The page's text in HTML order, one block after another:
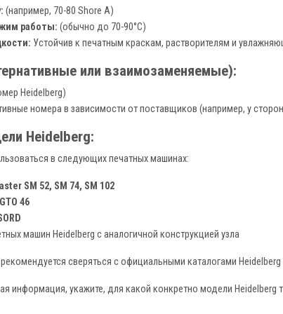
(например, 70-80 Shore A)
работы: (обычно до 70-90°C)
Устойчив к печатным краскам, растворителям и
или взаимозаменяемые):
Heidelberg)
номера в зависимости от поставщиков (например, у
Heidelberg:
в следующих печатных машинах:
SM 52, SM 74, SM 102
46
машин Heidelberg с аналогичной конструкцией узла
сверяться с официальными каталогами
информация, укажите, для какой конкретно модели Heidelberg